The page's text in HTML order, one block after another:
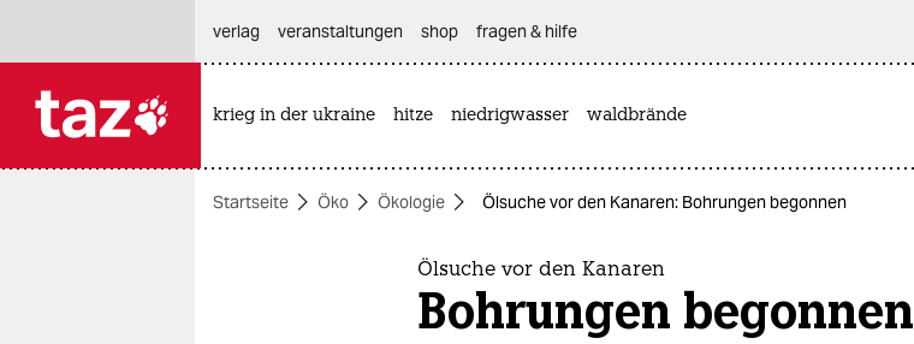
themen
verlag
veranstaltungen shop fragen & hilfe
krieg in der ukraine hitze niedrigwasser waldbrände
Startseite Öko Ökologie Ölsuche vor den Kanaren: Bohrungen begonnen
Ölsuche vor den Kanaren
Bohrungen begonnen